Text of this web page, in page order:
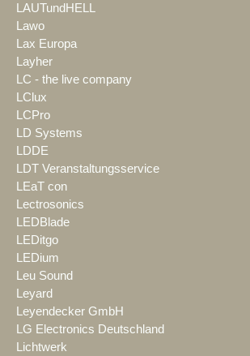
LAUTundHELL
Lawo
Lax Europa
Layher
LC - the live company
LClux
LCPro
LD Systems
LDDE
LDT Veranstaltungsservice
LEaT con
Lectrosonics
LEDBlade
LEDitgo
LEDium
Leu Sound
Leyard
Leyendecker GmbH
LG Electronics Deutschland
Lichtwerk